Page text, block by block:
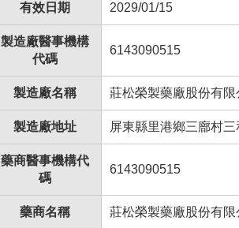
有效日期 2029/01/15
製造廠醫事機構
代碼
6143090515
製造廠名稱 莊松榮製藥廠股份有
製造廠地址 屏東縣里港鄉三廍村
藥商醫事機構代
碼
6143090515
藥商名稱 莊松榮製藥廠股份有